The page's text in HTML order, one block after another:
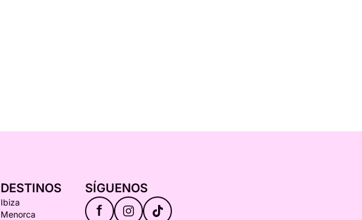
DESTINOS
Ibiza
Menorca
SÍGUENOS
f